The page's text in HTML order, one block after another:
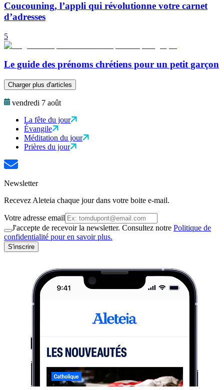
Coucouning, l’appli qui révolutionne votre carnet
d’adresses
5
Le guide des prénoms chrétiens pour un petit garçon
Charger plus d'articles
vendredi 7 août
La fête du jour
Évangile
Méditation du jour
Prières du jour
Newsletter
Recevez Aleteia chaque jour dans votre boite e-mail.
Votre adresse email
J'accepte de recevoir la newsletter. Consultez notre Politique de
confidentialité pour en savoir plus.
S'inscrire